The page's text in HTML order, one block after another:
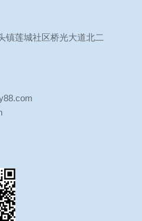
镇莲城社区桥光大道北二